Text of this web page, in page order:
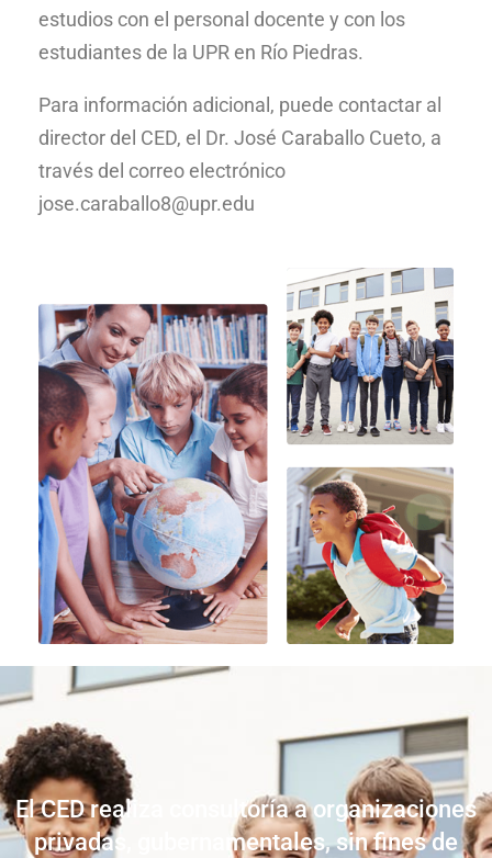
estudios con el personal docente y con los
estudiantes de la UPR en Río Piedras.
Para información adicional, puede contactar al
director del CED, el Dr. José Caraballo Cueto, a
través del correo electrónico
jose.caraballo8@upr.edu
El CED realiza consultoría a organizaciones
privadas, gubernamentales, sin fines de